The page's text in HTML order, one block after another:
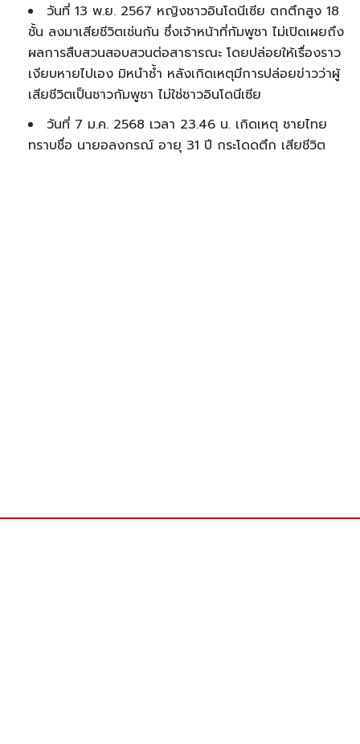
วันที่ 13 พ.ย. 2567 หญิงชาวอินโดนีเซีย ตกตึกสูง 18
ชั้น ลงมาเสียชีวิตเช่นกัน ซึ่งเจ้าหน้าที่กัมพูชา ไม่เปิดเผยถึง
ผลการสืบสวนสอบสวนต่อสาธารณะ โดยปล่อยให้เรื่องราว
เงียบหายไปเอง มิหนำซ้ำ หลังเกิดเหตุมีการปล่อยข่าวว่าผู้
เสียชีวิตเป็นชาวกัมพูชา ไม่ใช่ชาวอินโดนีเซีย
วันที่ 7 ม.ค. 2568 เวลา 23.46 น. เกิดเหตุ ชายไทย
ทราบชื่อ นายอลงกรณ์ อายุ 31 ปี กระโดดตึก เสียชีวิต